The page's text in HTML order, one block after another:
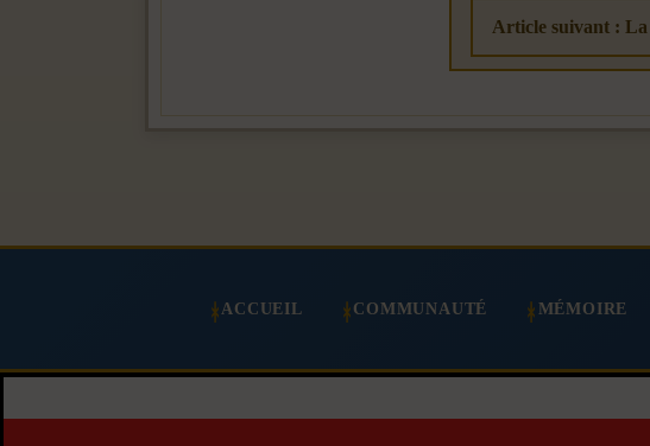
Article suivant : La
ACCUEIL COMMUNAUTÉ MÉMOIRE